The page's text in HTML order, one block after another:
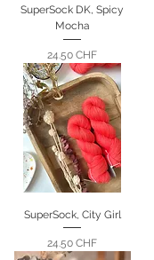
SuperSock DK, Spicy
Mocha
Prix
24.50 CHF
SuperSock, City Girl
Prix
24.50 CHF